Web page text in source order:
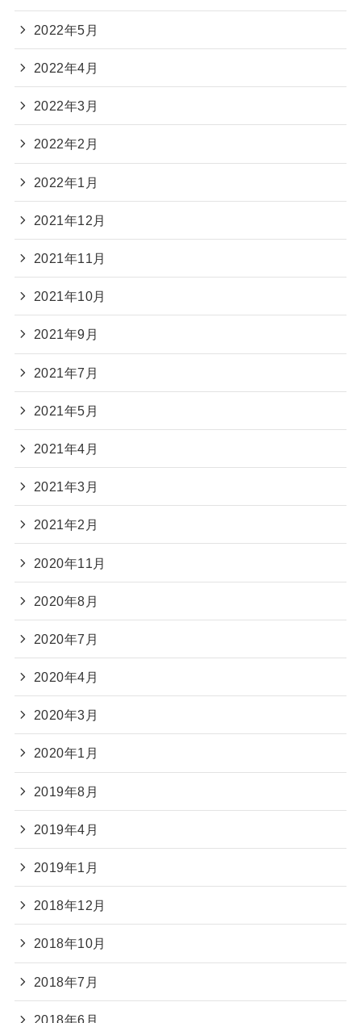
2022年5月
2022年4月
2022年3月
2022年2月
2022年1月
2021年12月
2021年11月
2021年10月
2021年9月
2021年7月
2021年5月
2021年4月
2021年3月
2021年2月
2020年11月
2020年8月
2020年7月
2020年4月
2020年3月
2020年1月
2019年8月
2019年4月
2019年1月
2018年12月
2018年10月
2018年7月
2018年6月